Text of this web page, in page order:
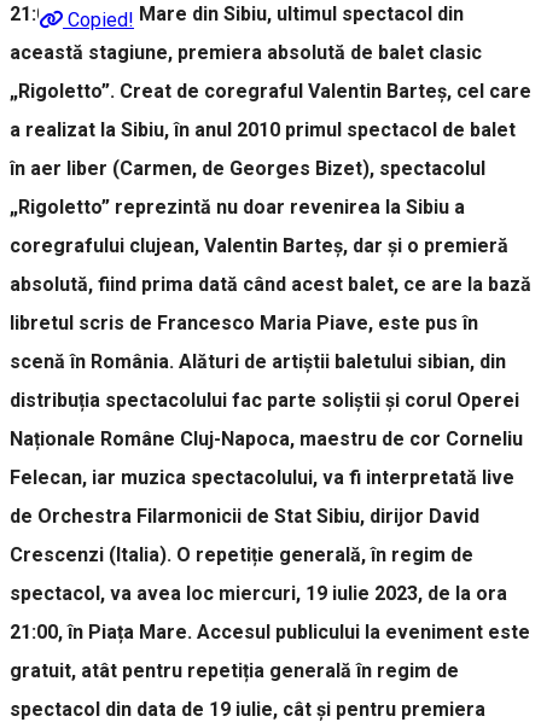
Copied!
21:00, în Piața Mare din Sibiu, ultimul spectacol din
această stagiune, premiera absolută de balet clasic
„Rigoletto”. Creat de coregraful Valentin Barteș, cel care
a realizat la Sibiu, în anul 2010 primul spectacol de balet
în aer liber (Carmen, de Georges Bizet), spectacolul
„Rigoletto” reprezintă nu doar revenirea la Sibiu a
coregrafului clujean, Valentin Barteș, dar și o premieră
absolută, fiind prima dată când acest balet, ce are la bază
libretul scris de Francesco Maria Piave, este pus în
scenă în România. Alături de artiștii baletului sibian, din
distribuția spectacolului fac parte soliștii și corul Operei
Naționale Române Cluj-Napoca, maestru de cor Corneliu
Felecan, iar muzica spectacolului, va fi interpretată live
de Orchestra Filarmonicii de Stat Sibiu, dirijor David
Crescenzi (Italia). O repetiție generală, în regim de
spectacol, va avea loc miercuri, 19 iulie 2023, de la ora
21:00, în Piața Mare. Accesul publicului la eveniment este
gratuit, atât pentru repetiția generală în regim de
spectacol din data de 19 iulie, cât și pentru premiera